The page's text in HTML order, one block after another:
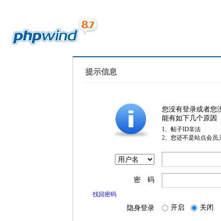
提示信息
您没有登录或者您
能有如下几个原因
1、帖子ID非法
2、您还不是站点会员
密 码
找回密码
隐身登录 开启 关闭